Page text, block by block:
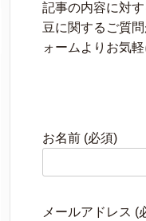
記事の内容に対
豆に関するご質
ォームよりお気
お名前 (必須)
メールアドレス (